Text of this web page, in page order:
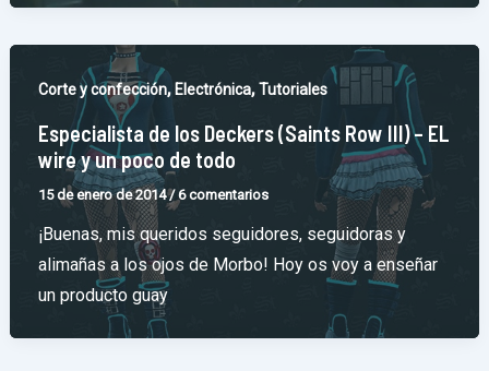
Corte y confección, Electrónica,Tutoriales
Especialista de los Deckers (Saints Row III) – EL
wire y un poco de todo
15 de enero de 2014/6 comentarios
¡Buenas, mis queridos seguidores, seguidoras y
alimañas a los ojos de Morbo! Hoy os voy a enseñar
un producto guay